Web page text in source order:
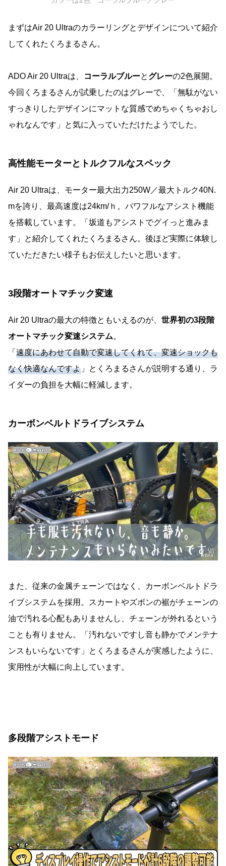
まずはAir 20 Ultraのカラーリングとデザインについて紹介
してくれたくろまるさん。
ADO Air 20 Ultraは、 コーラルブルーと グレーの2色展開。
今回くろまるさんが試乗したのはグレーで、「無駄がない
すっきりしたデザインにマットな質感でめちゃくちゃおし
ゃれなんです」と気に入っていただけたようでした。
高性能モーターとトルクフルなスペック
Air 20 Ultraは、モーター最大出力250W／最大 トルク40N.
mを誇り、最高速度は24km/ｈ。パワフルなアシスト機能
を搭載しています。「坂道もアシストでグイっと進みま
す」と紹介してくれたくろまるさん。後ほど実際に体験し
ていただきたい様子もお伝えしたいと思います。
3段階オートマチック変速
Air 20 Ultraの最大の特徴ともいえるのが、 世界初の3段階
オートマチック変速システム。
「 速度にあわせて自動で変速してくれて、変速ショックも
なく快適なんですよ 」とくろまるさんが説明する通り、ラ
イダーの負担を大幅に軽減します。
カーボンベルトドライブシステム
また、従来の金属チェーンではなく、カーボンベルトドラ
イブシステムを採用。スカートやズボンの裾がチェーンの
油で汚れる心配もありませんし、チェーンが外れるという
ことも有りません。「汚れないですし音も静かでメンテナ
ンスもいらないです」とくろまるさんが実感したように、
実用性が大幅に向上しています。
多段階アシストモード